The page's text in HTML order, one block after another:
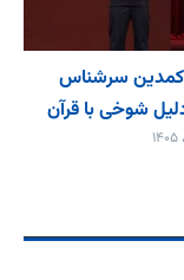
کمدین سرشناس
شوخی با قرآن